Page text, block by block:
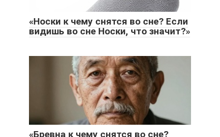
«Носки к чему снятся во сне? Если
видишь во сне Носки, что значит?»
«Бревна к чему снятся во сне?